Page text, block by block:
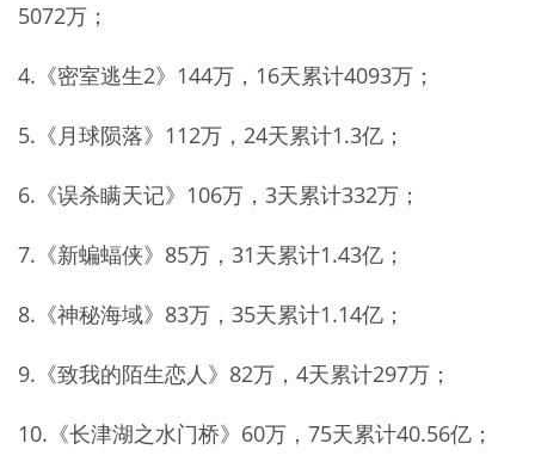
5072万；
4.《密室逃生2》144万，16天累计4093万；
5.《月球陨落》112万，24天累计1.3亿；
6.《误杀瞒天记》106万，3天累计332万；
7.《新蝙蝠侠》85万，31天累计1.43亿；
8.《神秘海域》83万，35天累计1.14亿；
9.《致我的陌生恋人》82万，4天累计297万；
10.《长津湖之水门桥》60万，75天累计40.56亿；